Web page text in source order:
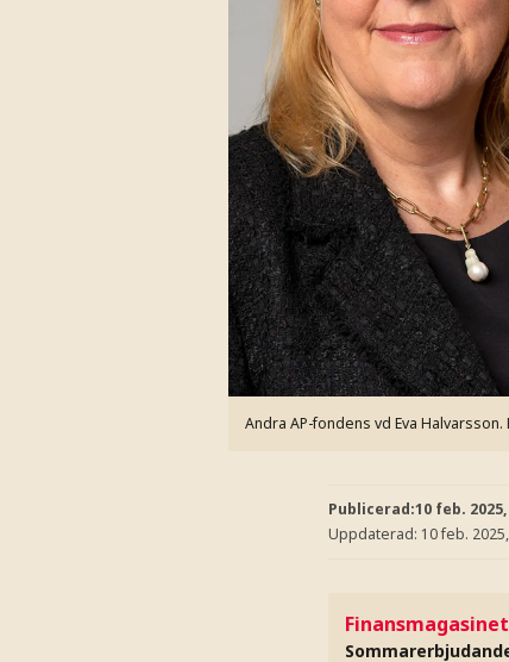
Andra AP-fondens vd Eva Halvarsson.
Publicerad:10 feb.
Uppdaterad: 10 feb.
Finansmagasinet